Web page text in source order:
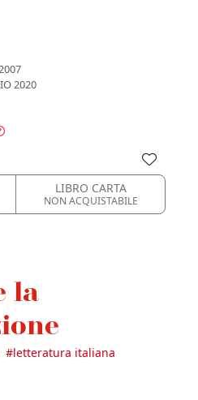
2020
LIBRO CARTA
NON ACQUISTABILE
la
#letteratura italiana